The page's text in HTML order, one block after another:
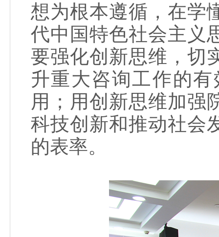
想为根本遵循，在学
代中国特色社会主义
要强化创新思维，切
升重大咨询工作的
用；用创新思维加强
科技创新和推动社会
的表率。